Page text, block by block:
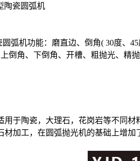
陶瓷圆弧机
圆弧机功能：磨直边、倒角( 30度、
倒角、下倒角、开槽、粗抛光、精
于陶瓷，大理石，花岗岩等不同材
材加工，在圆弧抛光机的基础上增